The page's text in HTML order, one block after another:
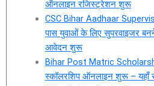
ऑनलाइन रजिस्ट्रेशन शुरू
CSC Bihar Aadhaar
पास युवाओं के लिए सुपरवाइजर
आवेदन शुरू
Bihar Post Matric
स्कॉलरशिप ऑनलाइन शुरू –